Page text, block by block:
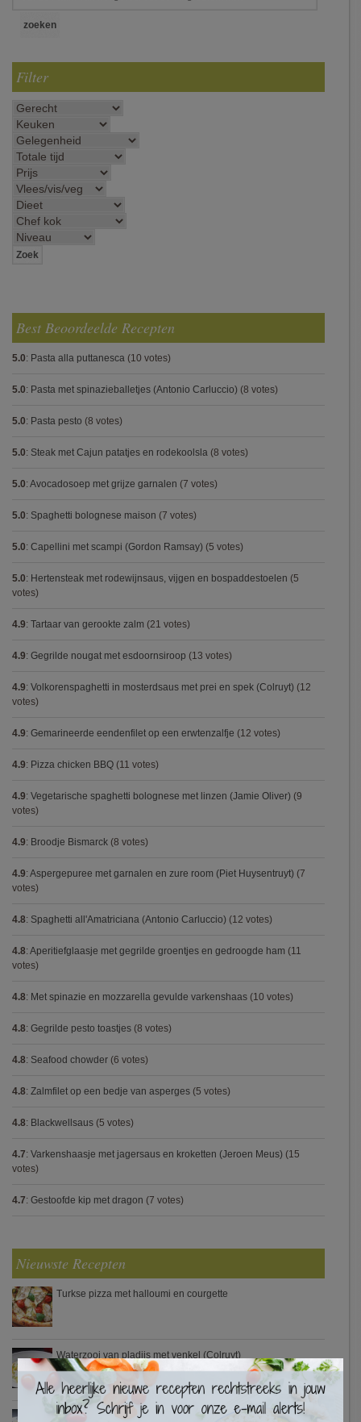
Filter
Best Beoordeelde Recepten
5.0: Pasta alla puttanesca (10 votes)
5.0: Pasta met spinazieballetjes (Antonio Carluccio) (8 votes)
5.0: Pasta pesto (8 votes)
5.0: Steak met Cajun patatjes en rodekoolsla (8 votes)
5.0: Avocadosoep met grijze garnalen (7 votes)
5.0: Spaghetti bolognese maison (7 votes)
5.0: Capellini met scampi (Gordon Ramsay) (5 votes)
5.0: Hertensteak met rodewijnsaus, vijgen en bospaddestoelen (5
votes)
4.9: Tartaar van gerookte zalm (21 votes)
4.9: Gegrilde nougat met esdoornsiroop (13 votes)
4.9: Volkorenspaghetti in mosterdsaus met prei en spek (Colruyt) (12
votes)
4.9: Gemarineerde eendenfilet op een erwtenzalfje (12 votes)
4.9: Pizza chicken BBQ (11 votes)
4.9: Vegetarische spaghetti bolognese met linzen (Jamie Oliver) (9
votes)
4.9: Broodje Bismarck (8 votes)
4.9: Aspergepuree met garnalen en zure room (Piet Huysentruyt) (7
votes)
4.8: Spaghetti all'Amatriciana (Antonio Carluccio) (12 votes)
4.8: Aperitiefglaasje met gegrilde groentjes en gedroogde ham (11
votes)
4.8: Met spinazie en mozzarella gevulde varkenshaas (10 votes)
4.8: Gegrilde pesto toastjes (8 votes)
4.8: Seafood chowder (6 votes)
4.8: Zalmfilet op een bedje van asperges (5 votes)
4.8: Blackwellsaus (5 votes)
4.7: Varkenshaasje met jagersaus en kroketten (Jeroen Meus) (15
votes)
4.7: Gestoofde kip met dragon (7 votes)
Nieuwste Recepten
Turkse pizza met halloumi en courgette
Waterzooi van pladijs met venkel (Colruyt)
Zweedse gehaktballetjes
×